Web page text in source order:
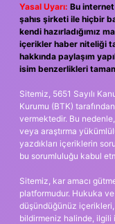
Yasal Uyarı: Bu
şahıs şirketi ile hiçbir
kendi hazırladığımız
içerikler haber niteliği
hakkında paylaşım
isim benzerlikleri
Sitemiz, 5651 Sayılı
Kurumu (BTK)
vermektedir. Bu
veya araştırma
yazdıkları içeriklerin
bu sorumluluğu kabul
Sitemiz, kar amacı
platformudur. Hukuka
düşündüğünüz içerikleri,
bildirmeniz halinde,